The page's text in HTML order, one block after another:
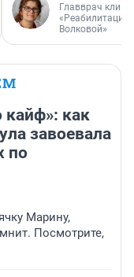
Главврач
«Реабилитация
Волковой»
как
завоевала
по
Марину,
Посмотрите,